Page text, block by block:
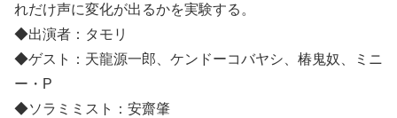
れだけ声に変化が出るかを実験する。
◆出演者：タモリ
◆ゲスト：天龍源一郎、ケンドーコバヤシ、椿鬼奴、ミニ
ー・P
◆ソラミミスト：安齋肇